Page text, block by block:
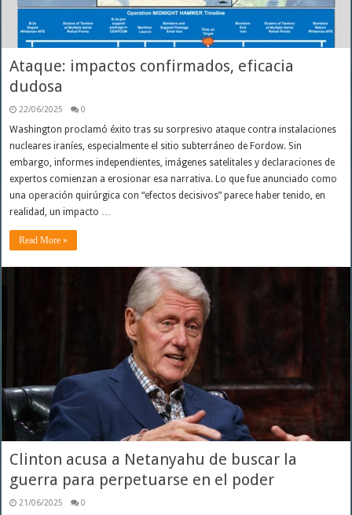
Ataque: impactos confirmados, eficacia
dudosa
22/06/2025 0
Washington proclamó éxito tras su sorpresivo ataque contra instalaciones
nucleares iraníes, especialmente el sitio subterráneo de Fordow. Sin
embargo, informes independientes, imágenes satelitales y declaraciones de
expertos comienzan a erosionar esa narrativa. Lo que fue anunciado como
una operación quirúrgica con “efectos decisivos” parece haber tenido, en
realidad, un impacto …
Read More »
Clinton acusa a Netanyahu de buscar la
guerra para perpetuarse en el poder
21/06/2025 0